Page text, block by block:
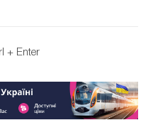
+ Enter